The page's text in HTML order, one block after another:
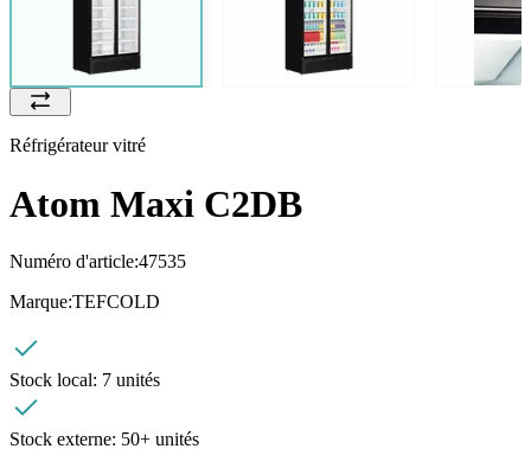
Réfrigérateur vitré
Atom Maxi C2DB
Numéro d'article:47535
Marque:TEFCOLD
Stock local: 7 unités
Stock externe: 50+ unités